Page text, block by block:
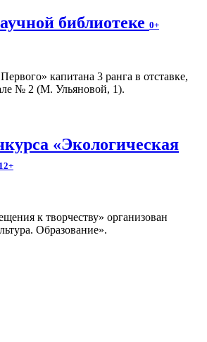
библиотеке 0+
капитана 3 ранга в отставке,
№ 2 (М. Ульяновой, 1).
«Экологическая
12+
к творчеству» организован
Образование».